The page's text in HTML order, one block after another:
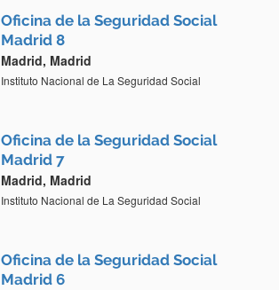
Oficina de la Seguridad Social
Madrid 8
Madrid, Madrid
Instituto Nacional de La Seguridad Social
Oficina de la Seguridad Social
Madrid 7
Madrid, Madrid
Instituto Nacional de La Seguridad Social
Oficina de la Seguridad Social
Madrid 6